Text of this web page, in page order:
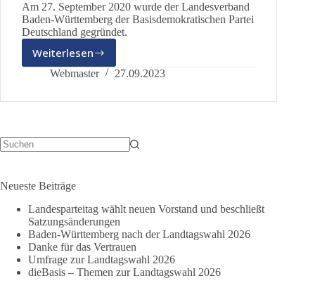
Am 27. September 2020 wurde der Landesverband
Baden-Württemberg der Basisdemokratischen Partei
Deutschland gegründet.
Weiterlesen
Der
Landesverband
Württemberg
Webmaster 27.09.2023
Neueste Beiträge
Landesparteitag wählt neuen Vorstand und beschließt
Satzungsänderungen
Baden-Württemberg nach der Landtagswahl 2026
Danke für das Vertrauen
Umfrage zur Landtagswahl 2026
dieBasis – Themen zur Landtagswahl 2026